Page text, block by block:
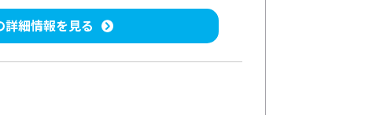
詳細情報を見る